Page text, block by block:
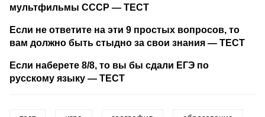
мультфильмы СССР — ТЕСТ
Если не ответите на эти 9 простых вопросов, то
вам должно быть стыдно за свои знания — ТЕСТ
Если наберете 8/8, то вы бы сдали ЕГЭ по
русскому языку — ТЕСТ